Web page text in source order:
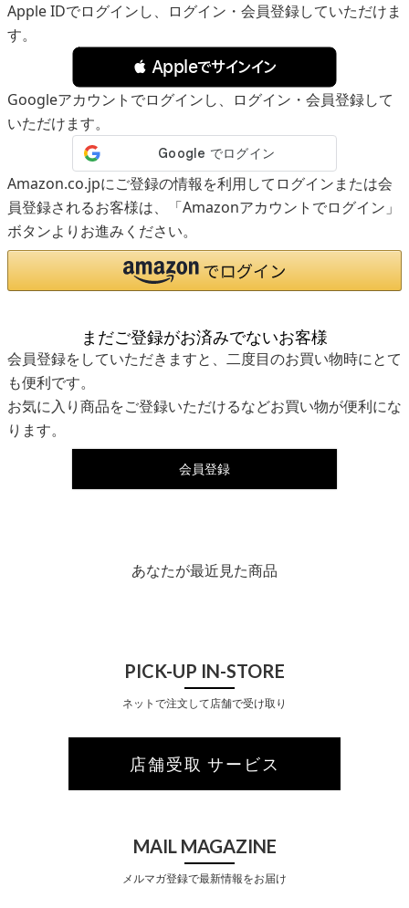
Apple IDでログインし、ログイン・会員登録していただけま
す。
 Appleでサインイン
Googleアカウントでログインし、ログイン・会員登録して
いただけます。
Amazon.co.jpにご登録の情報を利用してログインまたは会
員登録されるお客様は、「Amazonアカウントでログイン」
ボタンよりお進みください。
まだご登録がお済みでないお客様
会員登録をしていただきますと、二度目のお買い物時にとて
も便利です。
お気に入り商品をご登録いただけるなどお買い物が便利にな
ります。
会員登録
あなたが最近見た商品
PICK-UP IN-STORE
ネットで注文して店舗で受け取り
店舗受取 サービス
MAIL MAGAZINE
メルマガ登録で最新情報をお届け